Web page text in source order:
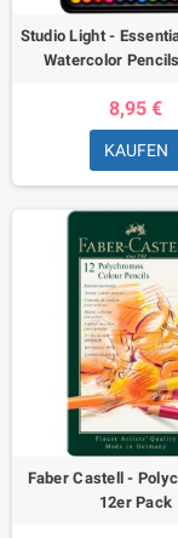
Studio Light -
Watercolor
8,95 €
KAUFEN
Faber Castell -
12er Pack